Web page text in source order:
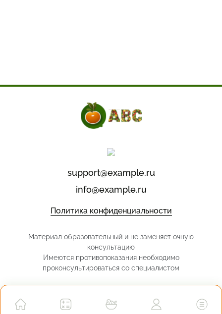
support@example.ru
info@example.ru
Политика конфиденциальности
Материал образовательный и не заменяет очную
консультацию
Имеются противопоказания необходимо
проконсультироваться со специалистом